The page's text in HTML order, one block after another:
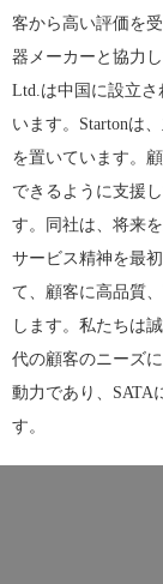
客から高い評価を
器メーカーと協力し
Ltd.は中国に設立
います。Startonは
を置いています。
できるように支援
す。同社は、将来
サービス精神を最
て、顧客に高品質
します。私たちは
代の顧客のニーズ
動力であり、SATA
す。